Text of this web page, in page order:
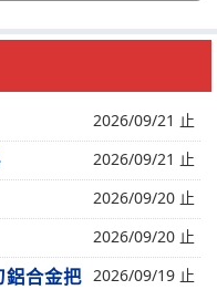
2026/09/21 止
2026/09/21 止
2026/09/20 止
2026/09/20 止
鋁合金把 2026/09/19 止